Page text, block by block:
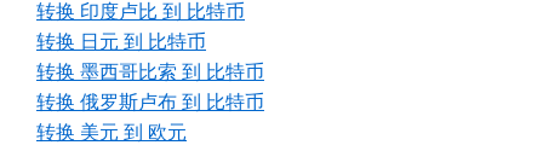
转换 印度卢比 到 比特币
转换 日元 到 比特币
转换 墨西哥比索 到 比特币
转换 俄罗斯卢布 到 比特币
转换 美元 到 欧元